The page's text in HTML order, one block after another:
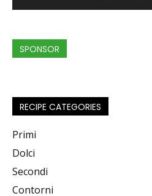
SPONSOR
RECIPE CATEGORIES
Primi
Dolci
Secondi
Contorni